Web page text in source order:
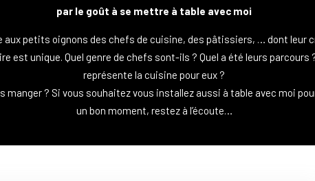
par le goût à se mettre à table avec moi
aux petits oignons des chefs de cuisine, des pâtissiers, … dont leur
est unique. Quel genre de chefs sont-ils ? Quel a été leurs parcours
représente la cuisine pour eux ?
manger ? Si vous souhaitez vous installez aussi à table avec moi
un bon moment, restez à l’écoute…